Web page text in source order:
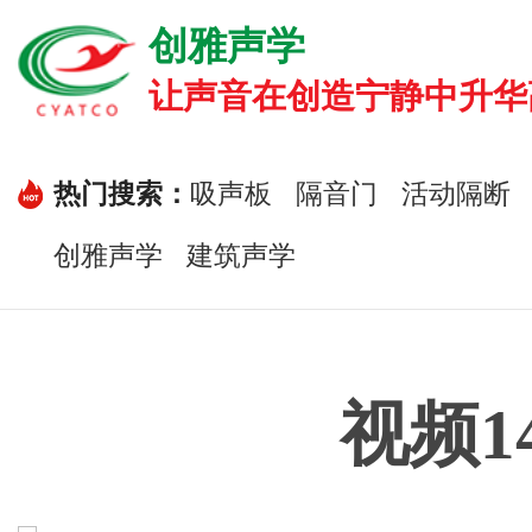
创雅声学
让声音在创造宁静中升华
热门搜索： 吸声板 隔音门 活动隔断
创雅声学 建筑声学
视频